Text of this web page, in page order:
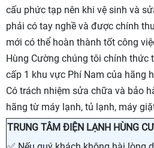
cấu phức tạp nên khi vệ sinh và
phải có tay nghề và được chính
mới có thể hoàn thành tốt công
Hùng Cường chúng tôi chính thức
cấp 1 khu vực Phí Nam của hãng
Có trách nhiệm sửa chữa và bảo
hãng từ máy lạnh, tủ lạnh, máy
TRUNG TÂM ĐIỆN LẠNH HÙNG